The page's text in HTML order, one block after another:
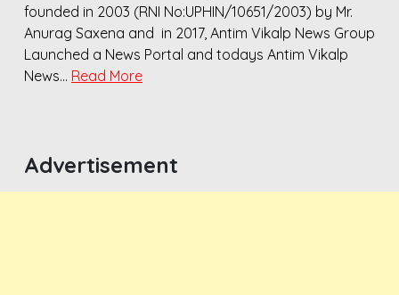
founded in 2003 (RNI No:UPHIN/10651/2003) by Mr.
Anurag Saxena and in 2017, Antim Vikalp News Group
Launched a News Portal and todays Antim Vikalp
News… Read More
Advertisement